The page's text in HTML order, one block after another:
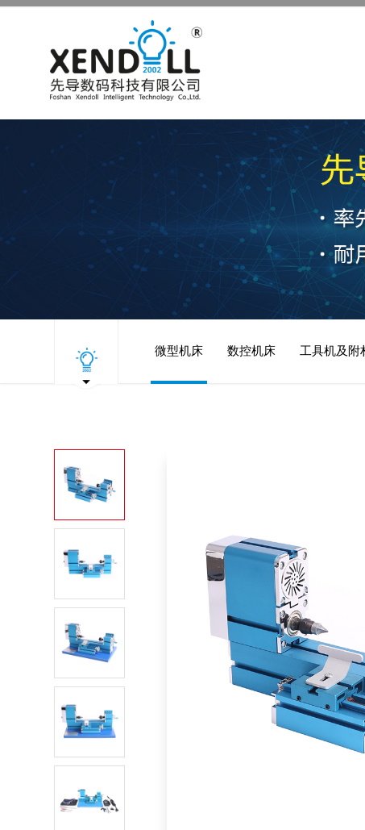
微型机床 数控机床 工具机及附